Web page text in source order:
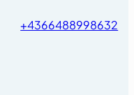
+4366488998632